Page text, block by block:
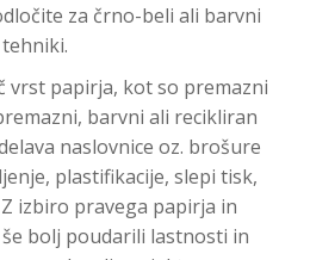
za črno-beli ali barvni
vrst papirja, kot so premazni
barvni ali recikliran
naslovnice oz. brošure
plastifikacije, slepi tisk,
izbiro pravega papirja in
bolj poudarili lastnosti in